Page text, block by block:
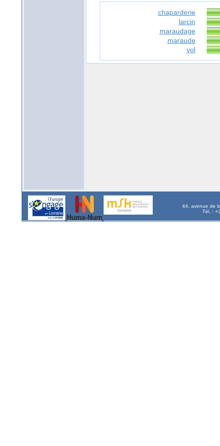
chaparderie
larcin
maraudage
maraude
vol
44, avenue de
Tél. :